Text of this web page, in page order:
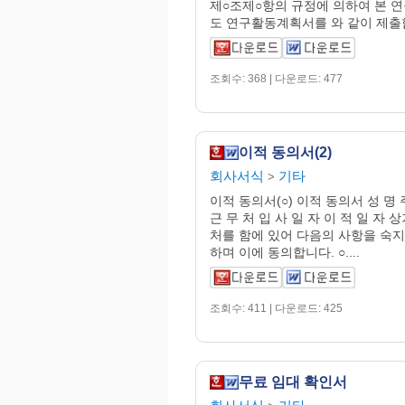
제○조제○항의 규정에 의하여 본
도 연구활동계획서를 와 같이 제
조회수: 368 | 다운로드: 477
이적 동의서(2)
회사서식 > 기타
이적 동의서(○) 이적 동의서 성 명
근 무 처 입 사 일 자 이 적 일 자
처를 함에 있어 다음의 사항을 숙
하며 이에 동의합니다. ○....
조회수: 411 | 다운로드: 425
무료 임대 확인서